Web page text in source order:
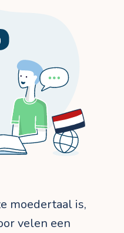
moedertaal is,
velen een